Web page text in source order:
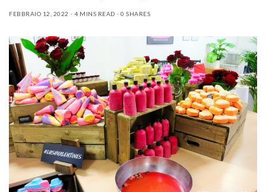
FEBBRAIO 12, 2022 4 MINS READ 0 SHARES